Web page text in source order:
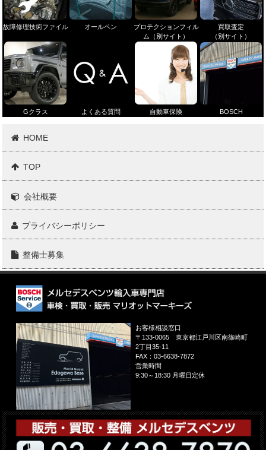
故障修理技術ファイル オールペン
プロテクションフィル
ム（別サイト）
買取査定
（別サイト）
Gクラス よくある質問 自動車保険 BOSCH
HOME
TOP
会社概要
プライバシーポリシー
整備士募集
お客様相談窓口
〒133-0065
東京都江戸川区南篠崎町
2丁目35-11
FAX：03-6638-7872
営業時間
9:30～18:30 月曜日定休